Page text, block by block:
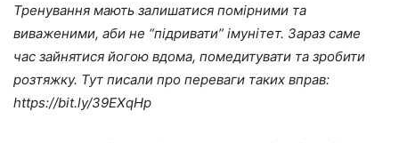
Тренування мають залишатися помірними та
виваженими, аби не “підривати” імунітет. Зараз саме
час зайнятися йогою вдома, помедитувати та зробити
розтяжку. Тут писали про переваги таких вправ:
https://bit.ly/39EXqHp